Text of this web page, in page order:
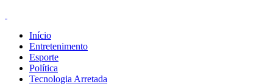
Início
Entretenimento
Esporte
Política
Tecnologia Arretada